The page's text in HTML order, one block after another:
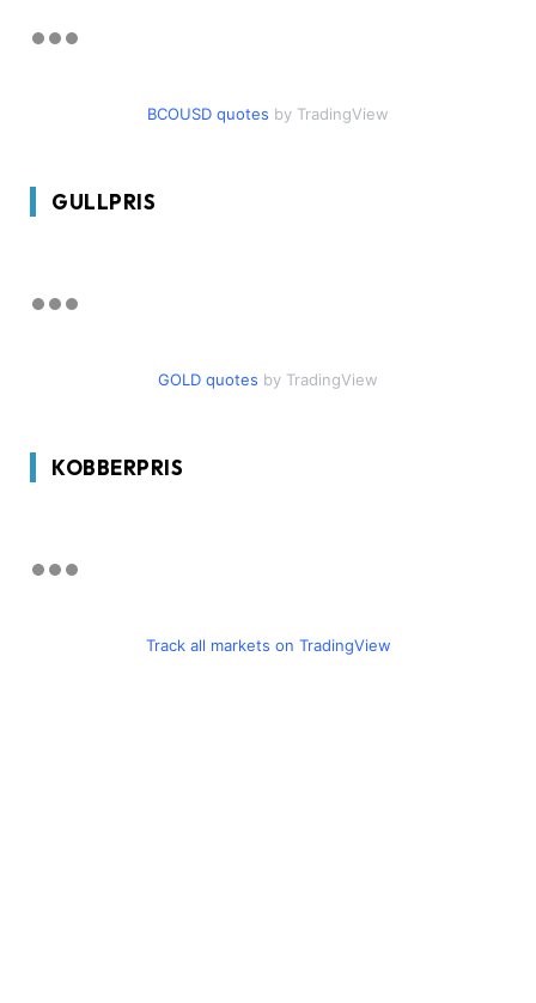
BCOUSD quotes by TradingView
GULLPRIS
GOLD quotes by TradingView
KOBBERPRIS
Track all markets on TradingView